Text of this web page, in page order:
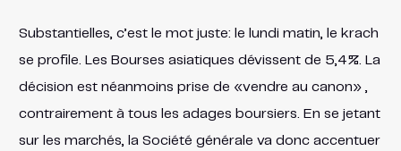
Substantielles, c’est le mot juste: le lundi matin, le krach
se profile. Les Bourses asiatiques dévissent de 5,4%. La
décision est néanmoins prise de «vendre au canon» ,
contrairement à tous les adages boursiers. En se jetant
sur les marchés, la Société générale va donc accentuer